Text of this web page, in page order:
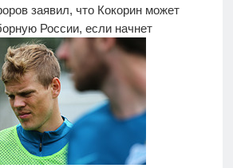
заявил, что Кокорин может
России, если начнет